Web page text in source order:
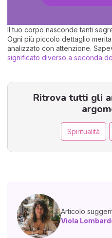
Il tuo corpo nasconde tanti
Ogni più piccolo dettaglio
analizzato con attenzione.
significato diverso a seconda
Ritrova tutti gli
Spiritualità
Articolo
Viola